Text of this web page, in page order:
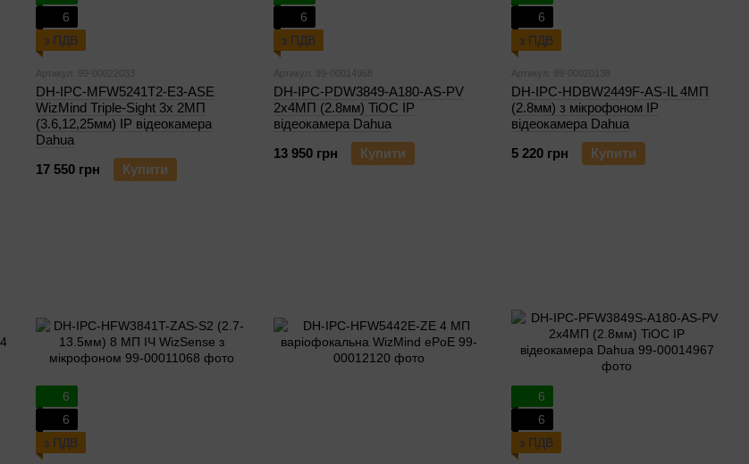
6
з ПДВ
Артикул: 99-00022033
DH-IPC-MFW5241T2-E3-ASE
WizMind Triple-Sight 3x 2МП
(3.6,12,25мм) IP відеокамера
Dahua
17 550 грн
Купити
6
з ПДВ
Артикул: 99-00014968
DH-IPC-PDW3849-A180-AS-PV
2x4МП (2.8мм) TiOC IP
відеокамера Dahua
13 950 грн
Купити
6
з ПДВ
Артикул: 99-00020138
DH-IPC-HDBW2449F-AS-IL 4МП
(2.8мм) з мікрофоном IP
відеокамера Dahua
5 220 грн
Купити
6
6
з ПДВ
6
6
з ПДВ